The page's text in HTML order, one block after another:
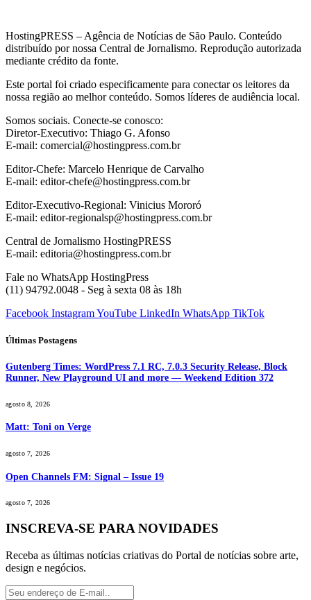
HostingPRESS – Agência de Notícias de São Paulo. Conteúdo
distribuído por nossa Central de Jornalismo. Reprodução autorizada
mediante crédito da fonte.
Este portal foi criado especificamente para conectar os leitores da
nossa região ao melhor conteúdo. Somos líderes de audiência local.
Somos sociais. Conecte-se conosco:
Diretor-Executivo: Thiago G. Afonso
E-mail: comercial@hostingpress.com.br
Editor-Chefe: Marcelo Henrique de Carvalho
E-mail: editor-chefe@hostingpress.com.br
Editor-Executivo-Regional: Vinicius Mororó
E-mail: editor-regionalsp@hostingpress.com.br
Central de Jornalismo HostingPRESS
E-mail: editoria@hostingpress.com.br
Fale no WhatsApp HostingPress
(11) 94792.0048 - Seg à sexta 08 às 18h
Facebook InstagramYouTube LinkedIn WhatsApp TikTok
Últimas Postagens
Gutenberg Times: WordPress 7.1 RC, 7.0.3 Security Release, Block
Runner, New Playground UI and more — Weekend Edition 372
agosto 8, 2026
Matt: Toni on Verge
agosto 7, 2026
Open Channels FM: Signal – Issue 19
agosto 7, 2026
INSCREVA-SE PARA NOVIDADES
Receba as últimas notícias criativas do Portal de notícias sobre arte,
design e negócios.